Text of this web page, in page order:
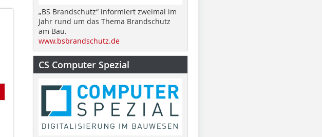
„BS Brandschutz“ informiert zweimal im
Jahr rund um das Thema Brandschutz
am Bau.
www.bsbrandschutz.de
CS Computer Spezial